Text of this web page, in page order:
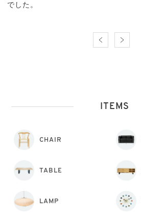
でした。
ITEMS
CHAIR
TABLE
LAMP